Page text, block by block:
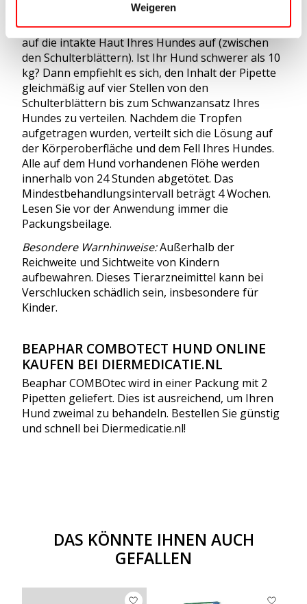
Weigeren
Dosierung für einen Hund. Tragen Sie die
Flohtropfen mit einer Pipette zwischen den Haaren
auf die intakte Haut Ihres Hundes auf (zwischen
den Schulterblättern). Ist Ihr Hund schwerer als 10
kg? Dann empfiehlt es sich, den Inhalt der Pipette
gleichmäßig auf vier Stellen von den
Schulterblättern bis zum Schwanzansatz Ihres
Hundes zu verteilen. Nachdem die Tropfen
aufgetragen wurden, verteilt sich die Lösung auf
der Körperoberfläche und dem Fell Ihres Hundes.
Alle auf dem Hund vorhandenen Flöhe werden
innerhalb von 24 Stunden abgetötet. Das
Mindestbehandlungsintervall beträgt 4 Wochen.
Lesen Sie vor der Anwendung immer die
Packungsbeilage.
Besondere Warnhinweise:Außerhalb der
Reichweite und Sichtweite von Kindern
aufbewahren. Dieses Tierarzneimittel kann bei
Verschlucken schädlich sein, insbesondere für
Kinder.
BEAPHAR COMBOTECT HUND ONLINE
KAUFEN BEI DIERMEDICATIE.NL
Beaphar COMBOtec wird in einer Packung mit 2
Pipetten geliefert. Dies ist ausreichend, um Ihren
Hund zweimal zu behandeln. Bestellen Sie günstig
und schnell bei Diermedicatie.nl!
DAS KÖNNTE IHNEN AUCH
GEFALLEN
Produkt-Karussell-Artikel